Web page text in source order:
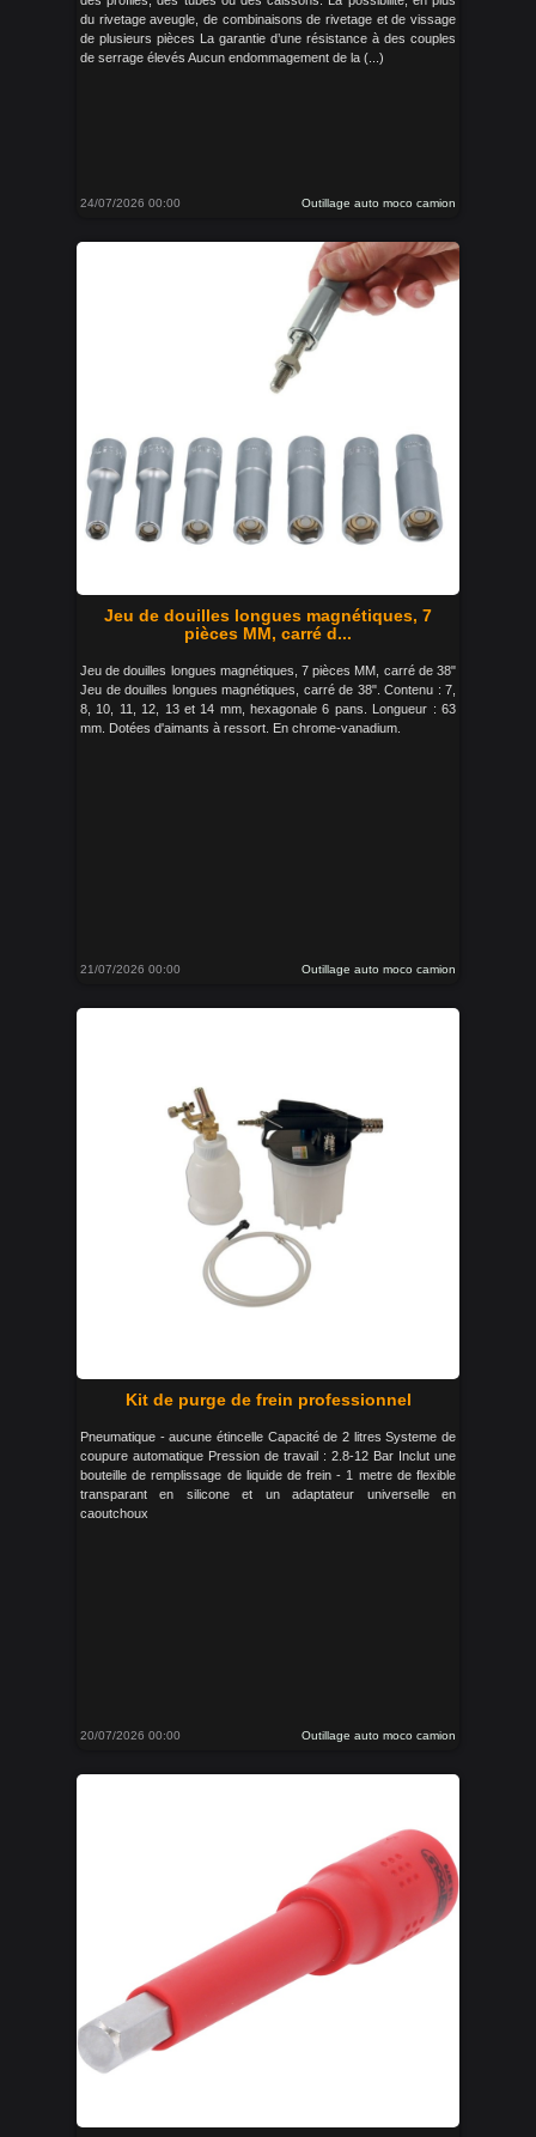
du rivetage aveugle, de combinaisons de rivetage et de vissage
de plusieurs pièces La garantie d’une résistance à des couples
de serrage élevés Aucun endommagement de la (...)
24/07/2026 00:00 Outillage auto moco camion
Jeu de douilles longues magnétiques, 7
pièces MM, carré d...
Jeu de douilles longues magnétiques, 7 pièces MM, carré de 38"
Jeu de douilles longues magnétiques, carré de 38". Contenu : 7,
8, 10, 11, 12, 13 et 14 mm, hexagonale 6 pans. Longueur : 63
mm. Dotées d'aimants à ressort. En chrome-vanadium.
21/07/2026 00:00 Outillage auto moco camion
Kit de purge de frein professionnel
Pneumatique - aucune étincelle Capacité de 2 litres Systeme de
coupure automatique Pression de travail : 2.8-12 Bar Inclut une
bouteille de remplissage de liquide de frein - 1 metre de flexible
transparant en silicone et un adaptateur universelle en
caoutchoux
20/07/2026 00:00 Outillage auto moco camion